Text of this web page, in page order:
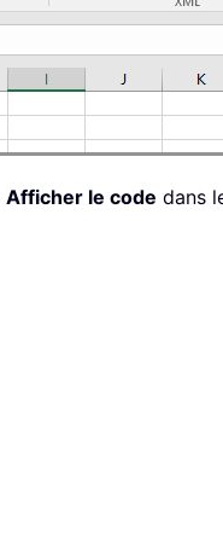
Afficher le code dans